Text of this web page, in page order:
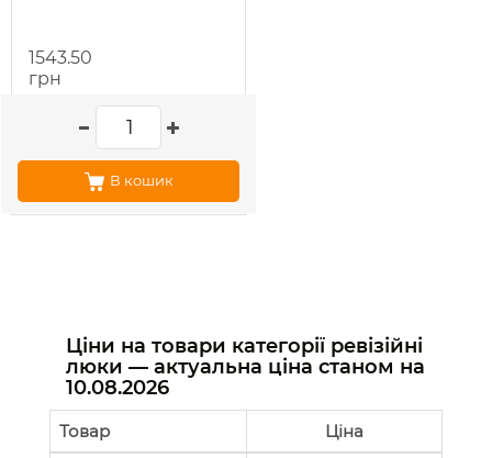
1543.50
грн
В кошик
Ціни на товари категорії ревізійні
люки — актуальна ціна станом на
10.08.2026
Товар Ціна